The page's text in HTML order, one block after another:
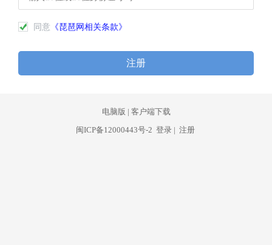
同意 《琵琶网相关条款》
注册
电脑版 | 客户端下载
闽ICP备12000443号-2 登录 | 注册